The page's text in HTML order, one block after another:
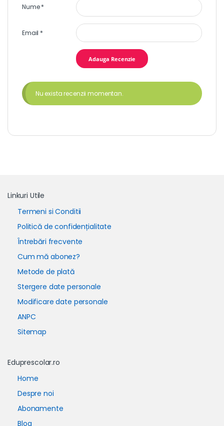
Nume*
Email *
Nu exista recenzii momentan.
Linkuri Utile
Termeni si Conditii
Politică de confidențialitate
Întrebări frecvente
Cum mă abonez?
Metode de plată
Stergere date personale
Modificare date personale
ANPC
Sitemap
Eduprescolar.ro
Home
Despre noi
Abonamente
Blog